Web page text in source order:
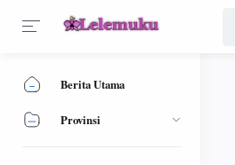
Berita Utama
Provinsi